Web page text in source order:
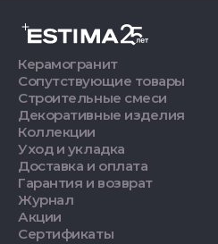
Керамогранит
Сопутствующие товары
Строительные смеси
Декоративные изделия
Коллекции
Уход и укладка
Доставка и оплата
Гарантия и возврат
Журнал
Акции
Сертификаты